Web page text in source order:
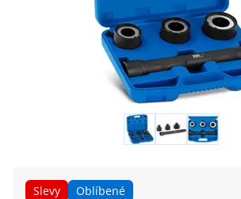
Slevy Oblíbené